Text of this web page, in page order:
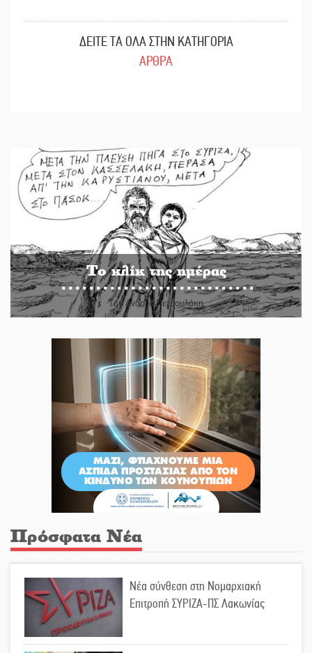
ΔΕΙΤΕ ΤΑ ΟΛΑ ΣΤΗΝ ΚΑΤΗΓΟΡΙΑ
ΑΡΘΡΑ
Το κλίκ της ημέρας
Του Ανδρέα Πετρουλάκη
Πρόσφατα Νέα
Νέα σύνθεση στη Νομαρχιακή
Επιτροπή ΣΥΡΙΖΑ-ΠΣ Λακωνίας